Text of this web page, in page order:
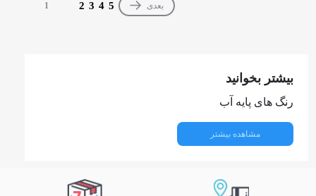
1 2 3 4 5 بعدی
بیشتر بخوانید
رنگ های پایه آب
مشاهده بیشتر